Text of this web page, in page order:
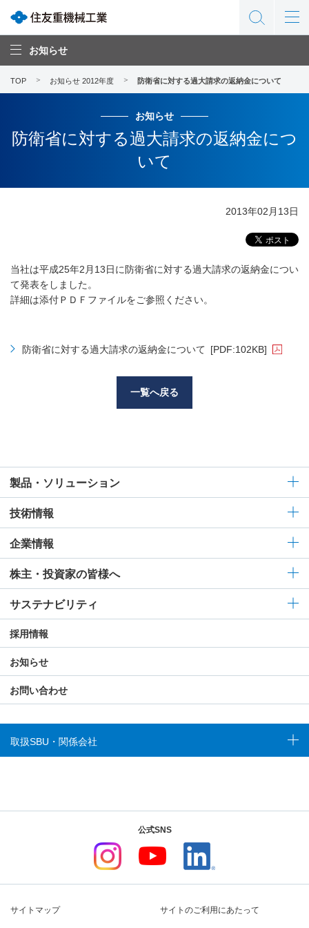
お知らせ
TOP お知らせ 2012年度 防衛省に対する過大請求の返納金について
お知らせ
防衛省に対する過大請求の返納金につ
いて
2013年02月13日
当社は平成25年2月13日に防衛省に対する過大請求の返納金につい
て発表をしました。
詳細は添付ＰＤＦファイルをご参照ください。
防衛省に対する過大請求の返納金について [PDF:102KB]
一覧へ戻る
製品・ソリューション
技術情報
企業情報
株主・投資家の皆様へ
サステナビリティ
採用情報
お知らせ
お問い合わせ
取扱SBU・関係会社
公式SNS
サイトマップ サイトのご利用にあたって